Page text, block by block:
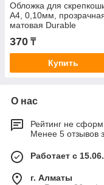
Обложка для
А4, 0,10мм,
матовая Durable
370 ₸
Купить
О нас
Рейтинг не
Менее 5 отзывов
Работает с
г. Алматы